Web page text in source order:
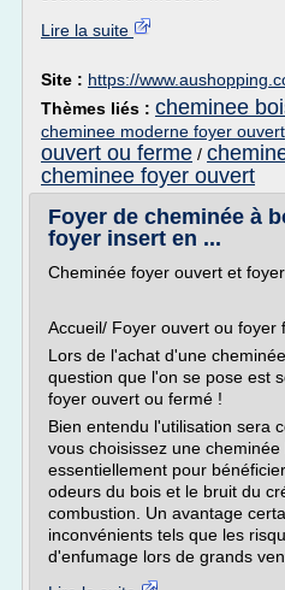
Lire la suite
Site : https://
Thèmes liés : cheminee
cheminee moderne foyer ouvert
ouvert ou ferme /
cheminee foyer ouvert
Foyer de cheminée à
foyer insert en ...
Cheminée foyer ouvert et
Accueil/ Foyer ouvert ou foyer
Lors de l'achat d'une
question que l'on se pose est
foyer ouvert ou fermé !
Bien entendu l'utilisation sera
vous choisissez une
essentiellement pour
odeurs du bois et le bruit du
combustion. Un avantage
inconvénients tels que les
d'enfumage lors de grands